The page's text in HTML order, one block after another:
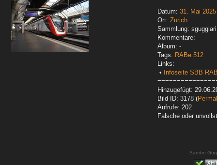
Datum: 31. Mai 2025
Ort: Zürich
Sammlung:
Kommentare: -
Album: -
Tags: RABe 512
Links:
•
Infoseite SBB
Hinzugefügt:
Bild-ID: 3178 (
Aufrufe: 202
Falsche oder
Sandro